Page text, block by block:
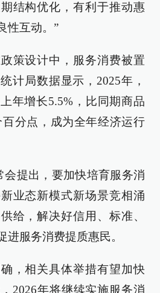
结构优化，有利于推动惠
性互动。”
策设计中，服务消费被置
计局数据显示，2025年，
年增长5.5%，比同期商品
分点，成为全年经济运行
会提出，要加快培育服务消
业态新模式新场景竞相涌
给，解决好信用、标准、
进服务消费提质惠民。
，相关具体举措有望加快
2026年将继续实施服务消